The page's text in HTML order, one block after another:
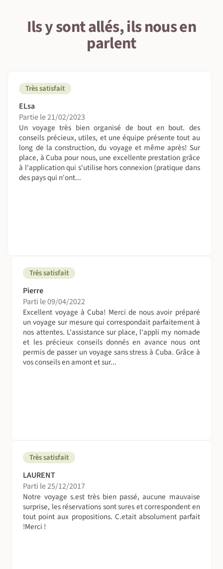
Niveau physique et préparation
Pas de préparation physique nécessaire pour ce voyage.
Toutefois, préparez vous donc pour une grande leçon de
gentillesse extraordinaire, qui chante, qui joue de la
musique et qui partage tout... Cuba est comme figé dans
le temps !
On dort où ?
En casas particulares : les nuits sont chez l’habitant ! Tout
est fourni sur place (draps et serviettes de toilette). Les
salles de bain peuvent être privées ou à partager, selon la
casa particular.
Suivez le guide !
Guide privé francophone en option pour vos visites
culturelles de La Havane et de Trinidad en demi-journée
ou journée entière, du Parc Naturel de Topes de Collantes
ou de la Vallée de Los Ingenios, pour vous accompagner
lors de vos randonnées.
On se déplace comment sur place ?
Volez en bonne compagnie !
France/KLM, Air Europa ou Air Canada.
Nous sélectionnons uniquement des compagnies agréées
par la Direction Générale de l’Aviation Civile ou répondant
aux normes et agréments internationaux. Sont
Ils y sont allés, ils nous en
parlent
Très satisfait
ELsa
Partie le 21/02/2023
Un voyage très bien organisé de bout en bout. des
conseils précieux, utiles, et une équipe présente tout au
long de la construction, du voyage et même après! Sur
place, à Cuba pour nous, une excellente prestation grâce
à l'application qui s'utilise hors connexion (pratique dans
des pays qui n'ont...
Très satisfait
Pierre
Parti le 09/04/2022
Excellent voyage à Cuba! Merci de nous avoir préparé
un voyage sur mesure qui correspondait parfaitement à
nos attentes. L'assistance sur place, l'appli my nomade
et les précieux conseils donnés en avance nous ont
permis de passer un voyage sans stress à Cuba. Grâce à
vos conseils en amont et sur...
Très satisfait
LAURENT
Parti le 25/12/2017
Notre voyage s.est très bien passé, aucune mauvaise
surprise, les réservations sont sures et correspondent en
tout point aux propositions. C.etait absolument parfait
!Merci !